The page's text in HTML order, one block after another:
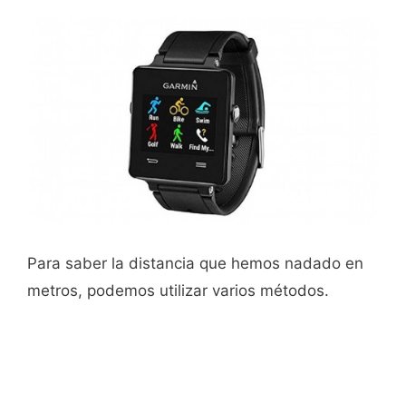
Para saber la distancia que hemos nadado en
metros, podemos utilizar varios métodos.